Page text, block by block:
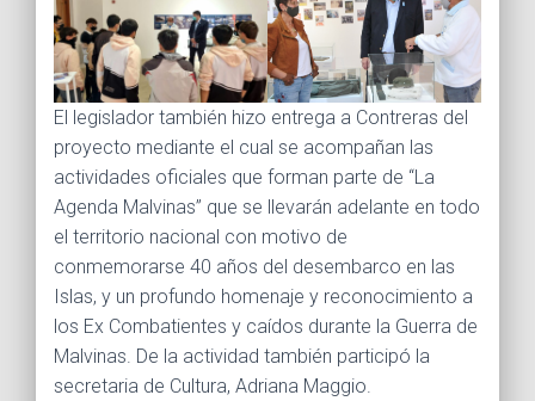
El legislador también hizo entrega a Contreras del
proyecto mediante el cual se acompañan las
actividades oficiales que forman parte de “La
Agenda Malvinas” que se llevarán adelante en todo
el territorio nacional con motivo de
conmemorarse 40 años del desembarco en las
Islas, y un profundo homenaje y reconocimiento a
los Ex Combatientes y caídos durante la Guerra de
Malvinas. De la actividad también participó la
secretaria de Cultura, Adriana Maggio.